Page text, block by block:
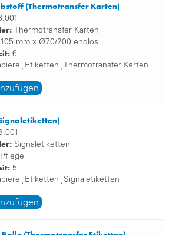
(Thermotransfer Karten)
Thermotransfer Karten
105 mm x Ø70/200 endlos
6
, Etiketten , Thermotransfer Karten
Signaletiketten
Pflege
5
, Etiketten , Signaletiketten